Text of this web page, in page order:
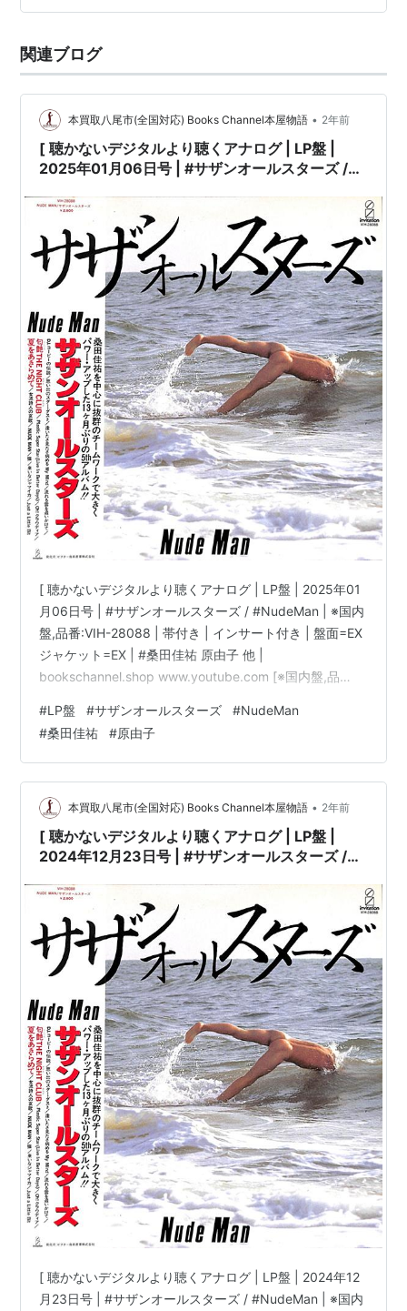
で売切れの場合がございます。何卒ご了承の上ご注文を
関連ブログ
本買取八尾市(全国対応) Books Channel本屋物語 • 2年前
[ 聴かないデジタルより聴くアナログ | LP盤 |
2025年01月06日号 | #サザンオールスターズ /
| インサート付き | 盤面=EX ジャケット=EX | #桑
田佳祐 原由子 他 |
[ 聴かないデジタルより聴くアナログ | LP盤 | 2025年01
月06日号 | #サザンオールスターズ / #NudeMan | ※国内
盤,品番:VIH-28088 | 帯付き | インサート付き | 盤面=EX
ジャケット=EX | #桑田佳祐 原由子 他 |
bookschannel.shop www.youtube.com [※国内盤,品
シミ汚れ有][盤面=EX］［ジャケット=EX］［※保護内袋
を新品交換して配送致します］※［店舗併売の為、時間差
で売切れの場合がございます。何卒ご了承の上ご注文を
お願い申し上げます］ [ス…
#LP盤 #サザンオールスターズ #NudeMan
#桑田佳祐 #原由子
本買取八尾市(全国対応) Books Channel本屋物語 • 2年前
[ 聴かないデジタルより聴くアナログ | LP盤 |
2024年12月23日号 | #サザンオールスターズ /
| インサート付き | 盤面=EX ジャケット=EX | #桑
田佳祐 原由子 他 |
[ 聴かないデジタルより聴くアナログ | LP盤 | 2024年12
月23日号 | #サザンオールスターズ / #NudeMan | ※国内